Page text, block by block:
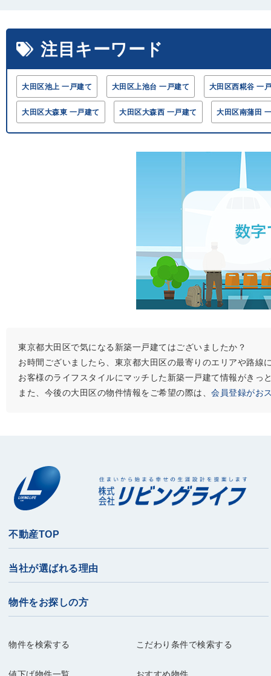
注目キーワード
大田区池上 一戸建て 大田区上池台 一戸建て 大田区西糀谷 一
大田区大森東 一戸建て 大田区大森西 一戸建て 大田区南蒲田
東京都大田区で気になる新築一戸建てはございましたか？
お時間ございましたら、東京都大田区の最寄りのエリアや路
お客様のライフスタイルにマッチした新築一戸建て情報がきっ
また、今後の大田区の物件情報をご希望の際は、 会員登録がお
不動産TOP
当社が選ばれる理由
物件をお探しの方
物件を検索する こだわり条件で検索する